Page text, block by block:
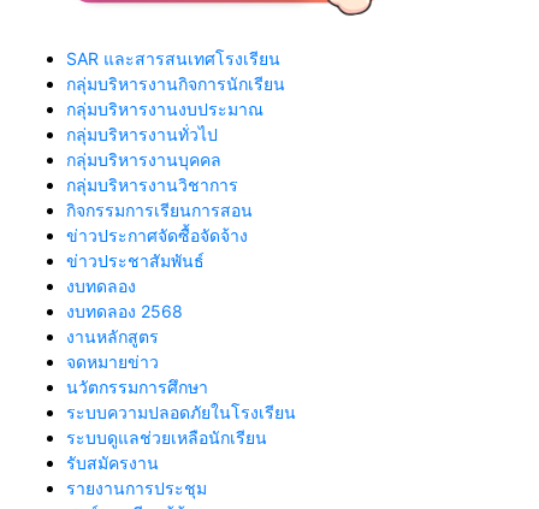
SAR และสารสนเทศโรงเรียน
กลุ่มบริหารงานกิจการนักเรียน
กลุ่มบริหารงานงบประมาณ
กลุ่มบริหารงานทั่วไป
กลุ่มบริหารงานบุคคล
กลุ่มบริหารงานวิชาการ
กิจกรรมการเรียนการสอน
ข่าวประกาศจัดซื้อจัดจ้าง
ข่าวประชาสัมพันธ์
งบทดลอง
งบทดลอง 2568
งานหลักสูตร
จดหมายข่าว
นวัตกรรมการศึกษา
ระบบความปลอดภัยในโรงเรียน
ระบบดูแลช่วยเหลือนักเรียน
รับสมัครงาน
รายงานการประชุม